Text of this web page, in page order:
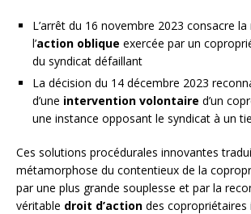
L’arrêt du 16 novembre 2023 consacre
l’action oblique exercée par un
du syndicat défaillant
La décision du 14 décembre 2023
d’une intervention volontaire d’un
une instance opposant le syndicat à un
Ces solutions procédurales innovantes
métamorphose du contentieux de la
par une plus grande souplesse et par la
véritable droit d’action des copropriétaires